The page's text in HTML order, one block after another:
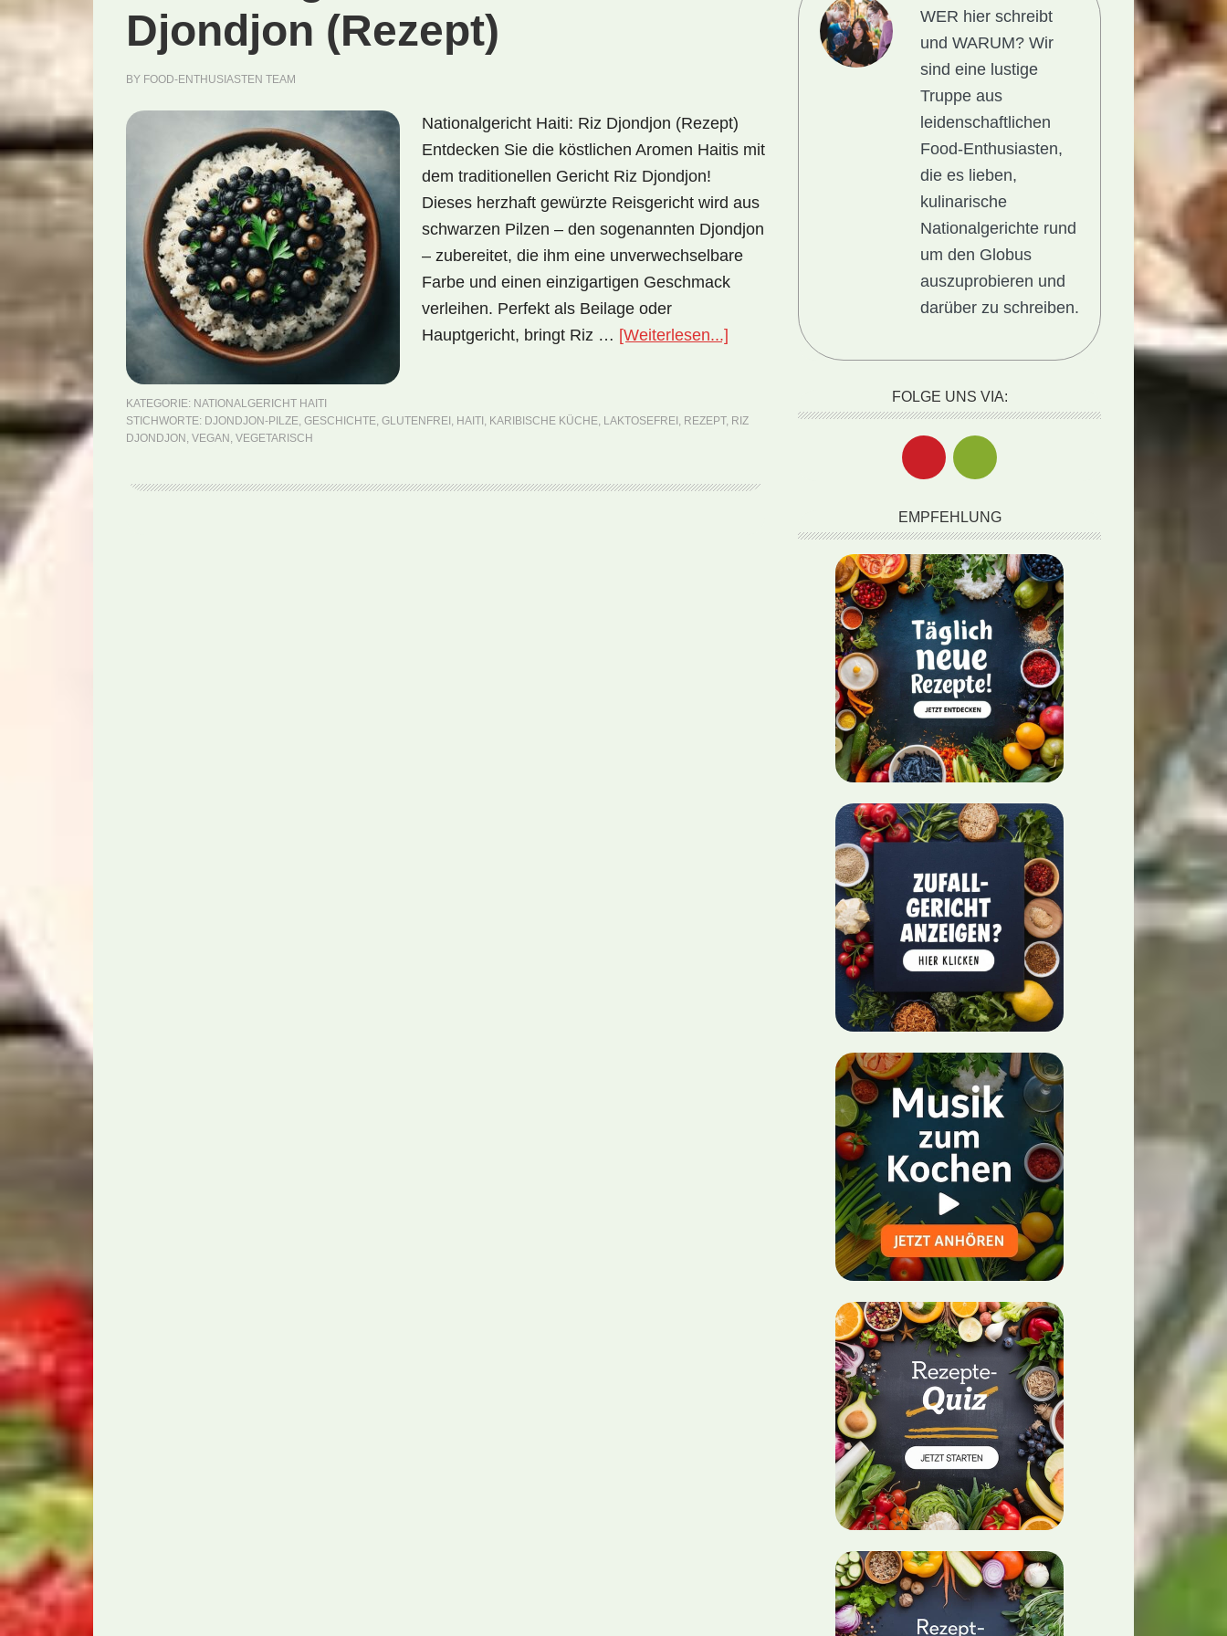
Djondjon (Rezept)
BY FOOD-ENTHUSIASTEN TEAM
Nationalgericht Haiti: Riz Djondjon (Rezept)
Entdecken Sie die köstlichen Aromen Haitis mit
dem traditionellen Gericht Riz Djondjon!
Dieses herzhaft gewürzte Reisgericht wird aus
schwarzen Pilzen – den sogenannten Djondjon
– zubereitet, die ihm eine unverwechselbare
Farbe und einen einzigartigen Geschmack
verleihen. Perfekt als Beilage oder
Hauptgericht, bringt Riz … [Weiterlesen...] ÜberNationalgericht
Djondjon
KATEGORIE: NATIONALGERICHT HAITI
STICHWORTE: DJONDJON-PILZE, GESCHICHTE, GLUTENFREI , HAITI , KARIBISCHE KÜCHE, LAKTOSEFREI , REZEPT, RIZ
DJONDJON , VEGAN , VEGETARISCH
WER hier schreibt
und WARUM?Wir
sind eine lustige
Truppe aus
leidenschaftlichen
Food-Enthusiasten,
die es lieben,
kulinarische
Nationalgerichte rund
um den Globus
auszuprobieren und
darüber zu schreiben.
FOLGE UNS VIA:
EMPFEHLUNG